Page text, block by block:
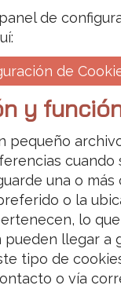
de
de
y
pequeño
cuando
una o
o la
lo
llegar a
tipo de
o vía